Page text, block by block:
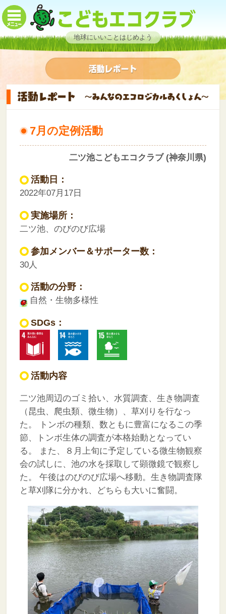
地球にいいことはじめよう
7月の定例活動
二ツ池こどもエコクラブ (神奈川県)
活動日：
2022年07月17日
実施場所：
二ツ池、のびのび広場
参加メンバー＆サポーター数：
30人
活動の分野：
自然・生物多様性
SDGs：
活動内容
二ツ池周辺のゴミ拾い、水質調査、生き物調査
（昆虫、爬虫類、微生物）、草刈りを行なっ
た。
トンボの種類、数ともに豊富になるこの季
節、トンボ生体の調査が本格始動となってい
る。
また、８月上旬に予定している微生物観察
会の試しに、池の水を採取して顕微鏡で観察し
た。
午後はのびのび広場へ移動。生き物調査隊
と草刈隊に分かれ、どちらも大いに奮闘。